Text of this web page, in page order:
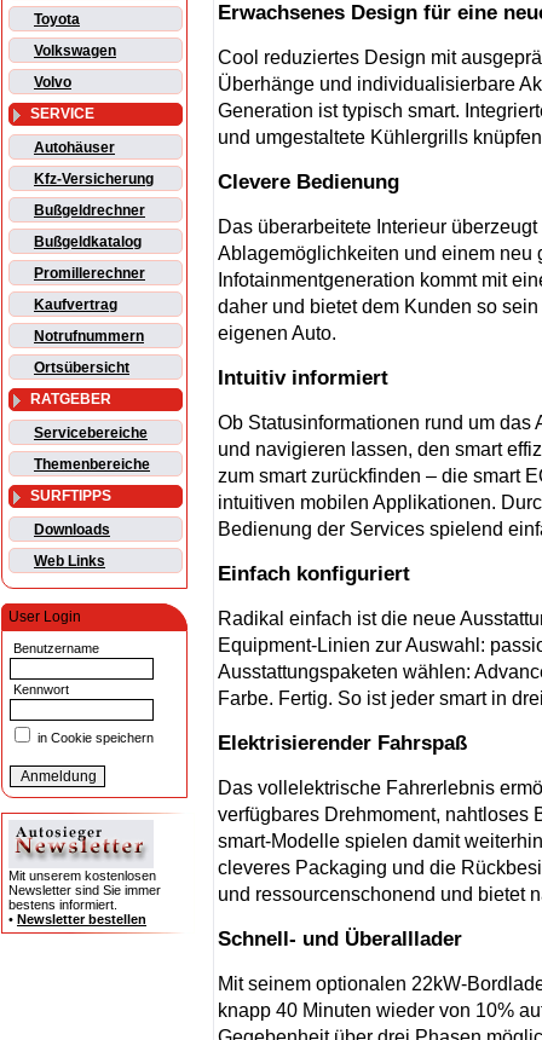
Toyota
Volkswagen
Volvo
SERVICE
Autohäuser
Kfz-Versicherung
Bußgeldrechner
Bußgeldkatalog
Promillerechner
Kaufvertrag
Notrufnummern
Ortsübersicht
RATGEBER
Servicebereiche
Themenbereiche
SURFTIPPS
Downloads
Web Links
User Login
Benutzername
Kennwort
in Cookie speichern
Mit unserem kostenlosen
Newsletter sind Sie immer
bestens informiert.
• Newsletter bestellen
Erwachsenes Design für eine
Cool reduziertes Design mit
Überhänge und individualisierbare
Generation ist typisch smart.
und umgestaltete Kühlergrills
Clevere Bedienung
Das überarbeitete Interieur
Ablagemöglichkeiten und einem neu
Infotainmentgeneration kommt mit
daher und bietet dem Kunden so
eigenen Auto.
Intuitiv informiert
Ob Statusinformationen rund um
und navigieren lassen, den smart
zum smart zurückfinden – die smart
intuitiven mobilen Applikationen.
Bedienung der Services spielend
Einfach konfiguriert
Radikal einfach ist die neue
Equipment-Linien zur Auswahl:
Ausstattungspaketen wählen:
Farbe. Fertig. So ist jeder smart in
Elektrisierender Fahrspaß
Das vollelektrische Fahrerlebnis
verfügbares Drehmoment, nahtloses
smart-Modelle spielen damit
cleveres Packaging und die
und ressourcenschonend und bietet
Schnell- und Überalllader
Mit seinem optionalen 22kW-
knapp 40 Minuten wieder von 10%